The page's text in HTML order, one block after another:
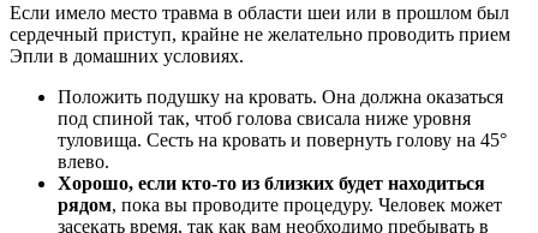
Если имело место травма в области шеи или в прошлом был
сердечный приступ, крайне не желательно проводить прием
Эпли в домашних условиях.
Положить подушку на кровать. Она должна оказаться
под спиной так, чтоб голова свисала ниже уровня
туловища. Сесть на кровать и повернуть голову на 45°
влево.
Хорошо, если кто-то из близких будет находиться
рядом, пока вы проводите процедуру. Человек может
засекать время, так как вам необходимо пребывать в